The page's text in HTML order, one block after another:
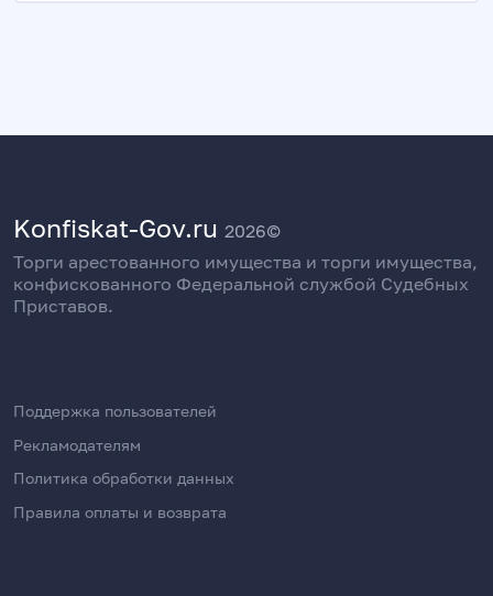
Konfiskat-Gov.ru 2026©
Торги арестованного имущества и торги имущества,
конфискованного Федеральной службой Судебных
Приставов.
Поддержка пользователей
Рекламодателям
Политика обработки данных
Правила оплаты и возврата